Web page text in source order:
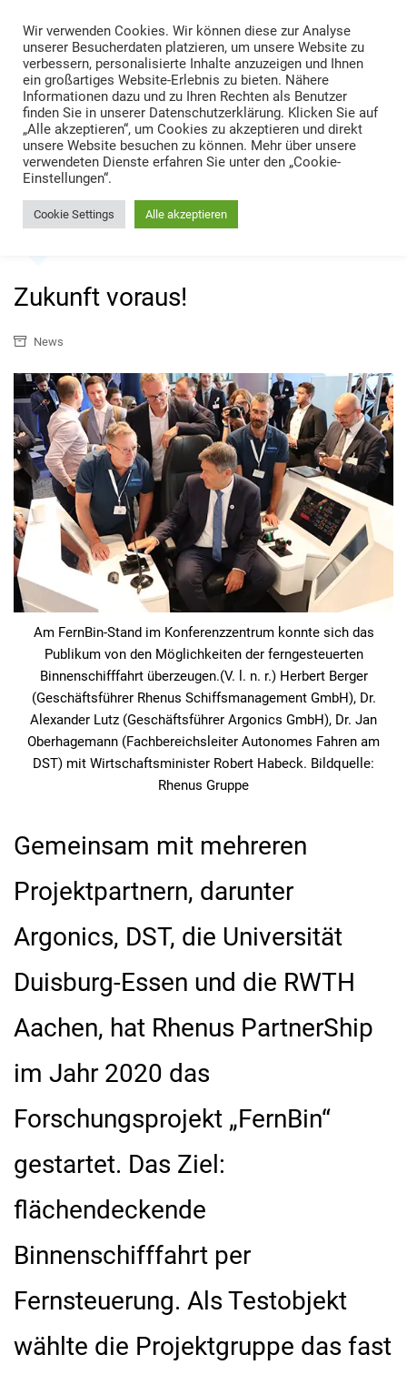
content
TRANS LOGISTIK NEWS
Technik • Kompetenz • Management
Zukunft voraus!
News
Am FernBin-Stand im Konferenzzentrum konnte sich das
Publikum von den Möglichkeiten der ferngesteuerten
Binnenschifffahrt überzeugen.(V. l. n. r.) Herbert Berger
(Geschäftsführer Rhenus Schiffsmanagement GmbH), Dr.
Alexander Lutz (Geschäftsführer Argonics GmbH), Dr. Jan
Oberhagemann (Fachbereichsleiter Autonomes Fahren am
DST) mit Wirtschaftsminister Robert Habeck. Bildquelle:
Rhenus Gruppe
Gemeinsam mit mehreren
Projektpartnern, darunter
Argonics, DST, die Universität
Duisburg-Essen und die RWTH
Aachen, hat Rhenus PartnerShip
im Jahr 2020 das
Forschungsprojekt „FernBin“
gestartet. Das Ziel:
flächendeckende
Binnenschifffahrt per
Fernsteuerung. Als Testobjekt
wählte die Projektgruppe das fast
Wir verwenden Cookies. Wir können diese zur Analyse
unserer Besucherdaten platzieren, um unsere Website zu
verbessern, personalisierte Inhalte anzuzeigen und Ihnen
ein großartiges Website-Erlebnis zu bieten. Nähere
Informationen dazu und zu Ihren Rechten als Benutzer
finden Sie in unserer Datenschutzerklärung. Klicken Sie auf
„Alle akzeptieren“, um Cookies zu akzeptieren und direkt
unsere Website besuchen zu können. Mehr über unsere
verwendeten Dienste erfahren Sie unter den „Cookie-
Einstellungen“.
Cookie Settings Alle akzeptieren